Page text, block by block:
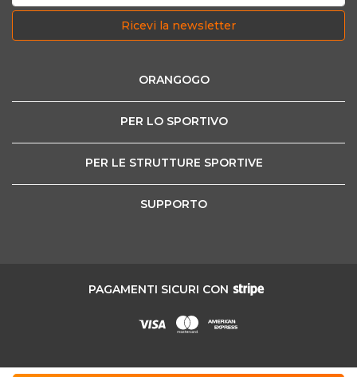
Ricevi la newsletter
ORANGOGO
PER LO SPORTIVO
PER LE STRUTTURE SPORTIVE
SUPPORTO
PAGAMENTI SICURI CON
Sport grand Tour SRL - Corso Stati Uniti 45, 10129 Torino | Codice